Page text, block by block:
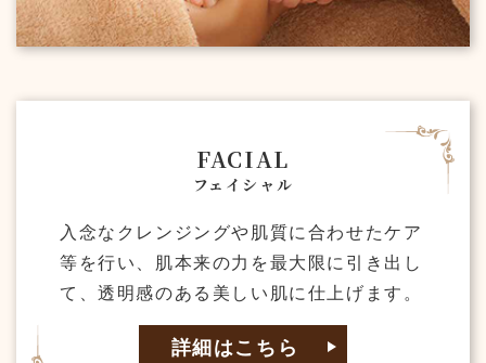
FACIAL
フェイシャル
入念なクレンジングや肌質に合わせたケア
等を行い、肌本来の力を最大限に引き出し
て、透明感のある美しい肌に仕上げます。
詳細はこちら